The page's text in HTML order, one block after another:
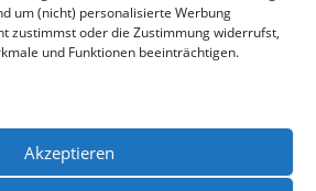
um (nicht) personalisierte Werbung
zustimmst oder die Zustimmung widerrufst,
und Funktionen beeinträchtigen.
Akzeptieren